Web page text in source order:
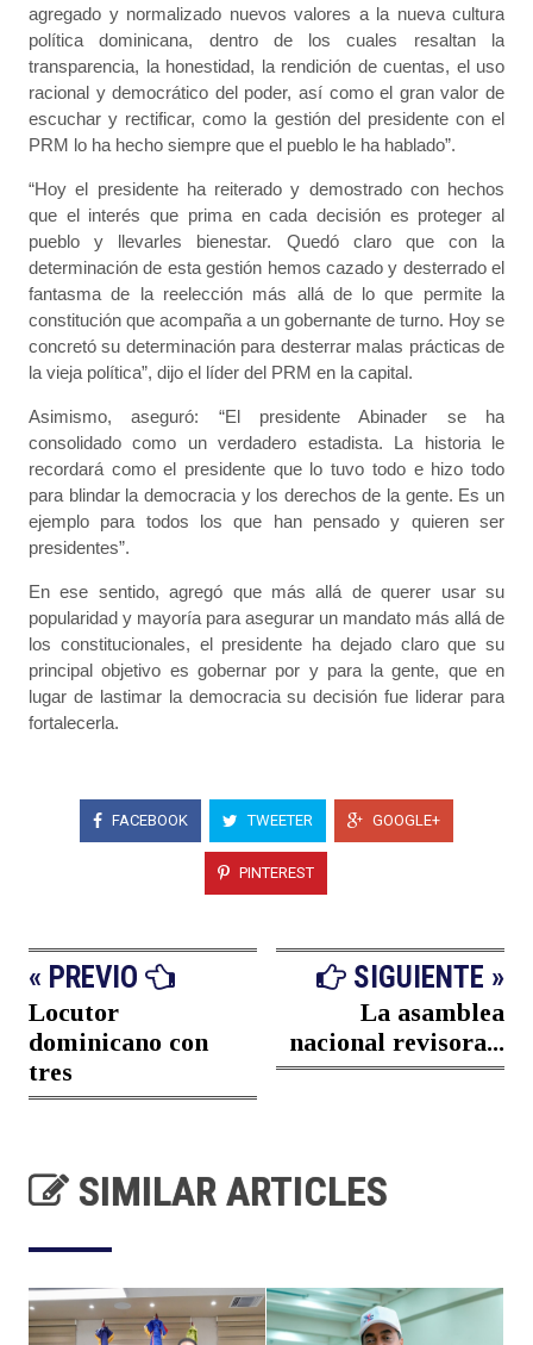
agregado y normalizado nuevos valores a la nueva cultura
política dominicana, dentro de los cuales resaltan la
transparencia, la honestidad, la rendición de cuentas, el uso
racional y democrático del poder, así como el gran valor de
escuchar y rectificar, como la gestión del presidente con el
PRM lo ha hecho siempre que el pueblo le ha hablado”.
“Hoy el presidente ha reiterado y demostrado con hechos
que el interés que prima en cada decisión es proteger al
pueblo y llevarles bienestar. Quedó claro que con la
determinación de esta gestión hemos cazado y desterrado el
fantasma de la reelección más allá de lo que permite la
constitución que acompaña a un gobernante de turno. Hoy se
concretó su determinación para desterrar malas prácticas de
la vieja política”, dijo el líder del PRM en la capital.
Asimismo, aseguró: “El presidente Abinader se ha
consolidado como un verdadero estadista. La historia le
recordará como el presidente que lo tuvo todo e hizo todo
para blindar la democracia y los derechos de la gente. Es un
ejemplo para todos los que han pensado y quieren ser
presidentes”.
En ese sentido, agregó que más allá de querer usar su
popularidad y mayoría para asegurar un mandato más allá de
los constitucionales, el presidente ha dejado claro que su
principal objetivo es gobernar por y para la gente, que en
lugar de lastimar la democracia su decisión fue liderar para
fortalecerla.
FACEBOOK TWEETER GOOGLE+
PINTEREST
« PREVIO
Locutor
dominicano con
tres
SIGUIENTE »
La asamblea
nacional revisora...
SIMILAR ARTICLES